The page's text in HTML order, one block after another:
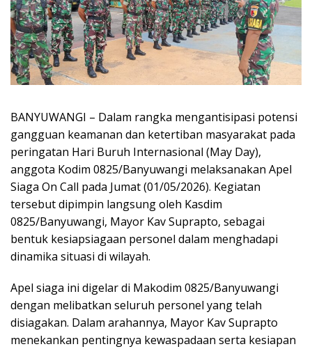
BANYUWANGI – Dalam rangka mengantisipasi potensi
gangguan keamanan dan ketertiban masyarakat pada
peringatan Hari Buruh Internasional (May Day),
anggota Kodim 0825/Banyuwangi melaksanakan Apel
Siaga On Call pada Jumat (01/05/2026). Kegiatan
tersebut dipimpin langsung oleh Kasdim
0825/Banyuwangi, Mayor Kav Suprapto, sebagai
bentuk kesiapsiagaan personel dalam menghadapi
dinamika situasi di wilayah.
Apel siaga ini digelar di Makodim 0825/Banyuwangi
dengan melibatkan seluruh personel yang telah
disiagakan. Dalam arahannya, Mayor Kav Suprapto
menekankan pentingnya kewaspadaan serta kesiapan